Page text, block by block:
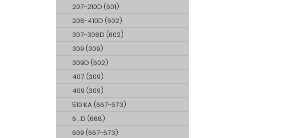
207-210D (601)
208-410D (602)
307-308D (602)
309 (309)
309D (602)
407 (309)
409 (309)
510 KA (667-673)
6.. D (668)
609 (667-673)